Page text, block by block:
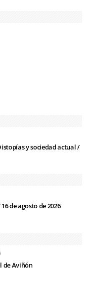
y sociedad actual /
de agosto de 2026
de Aviñón